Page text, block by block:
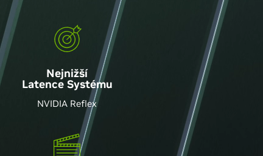
Nejnižší
Latence Systému
NVIDIA Reflex